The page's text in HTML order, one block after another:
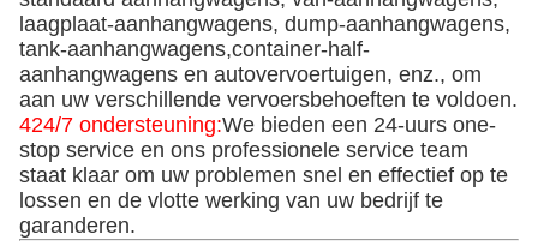
laagplaat-aanhangwagens, dump-aanhangwagens,
tank-aanhangwagens,container-half-
aanhangwagens en autovervoertuigen, enz., om
aan uw verschillende vervoersbehoeften te voldoen.
424/7 ondersteuning:We bieden een 24-uurs one-
stop service en ons professionele service team
staat klaar om uw problemen snel en effectief op te
lossen en de vlotte werking van uw bedrijf te
garanderen.